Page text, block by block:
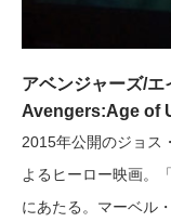
アベンジャーズ/エ
Avengers:Age of
2015年公開のジョス
よるヒーロー映画。
にあたる。マーベル